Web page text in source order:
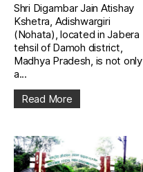
Shri Digambar Jain Atishay
Kshetra, Adishwargiri
(Nohata), located in Jabera
tehsil of Damoh district,
Madhya Pradesh, is not only
a...
Read More